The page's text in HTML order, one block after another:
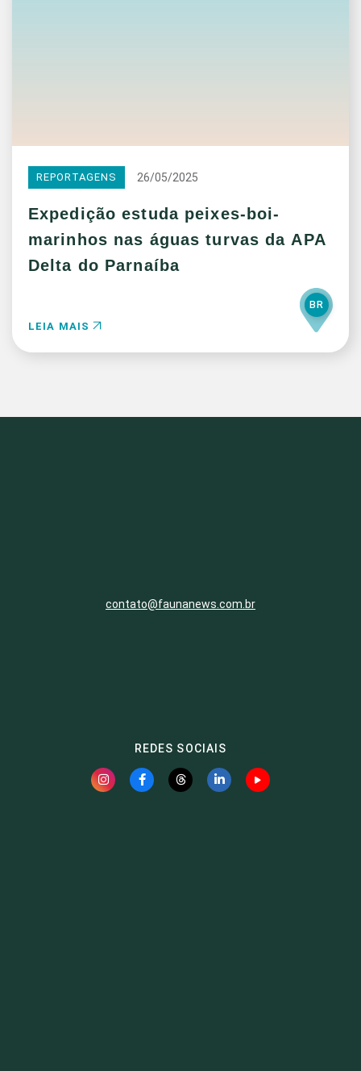
REPORTAGENS 26/05/2025
Expedição estuda peixes-boi-
marinhos nas águas turvas da APA
Delta do Parnaíba
LEIA MAIS
BR
contato@faunanews.com.br
REDES SOCIAIS